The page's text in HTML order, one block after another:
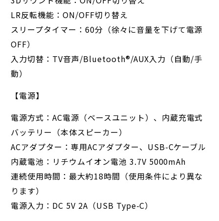
LR反転機能：ON/OFF切り替え
スリープタイマー：60分（徐々に音量を下げて電源
OFF）
入力切替：TV音声/Bluetooth®︎/AUX入力（自動/手
動）
【電源】
電源方式：AC電源（ベースユニット）、内蔵充電式
バッテリー（本体スピーカー）
ACアダプター：専用ACアダプター、USB-Cケーブル
内蔵電池：リチウムイオン電池 3.7V 5000mAh
連続使用時間：最大約18時間（使用条件により異な
ります）
電源入力：DC 5V 2A（USB Type-C）